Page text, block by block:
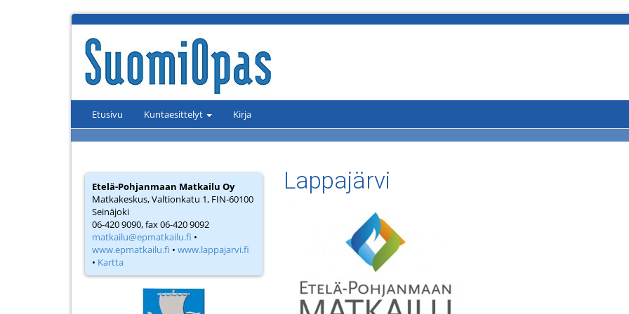
Etusivu Kuntaesittelyt Kirja
Etelä-Pohjanmaan Matkailu Oy
Matkakeskus, Valtionkatu 1, FIN-60100
Seinäjoki
06-420 9090, fax 06-420 9092
matkailu@epmatkailu.fi •
www.epmatkailu.fi • www.lappajarvi.fi
• Kartta
Lappajärvi